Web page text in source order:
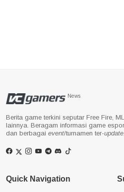
News
Berita game terkini seputar Free Fire,
lainnya. Beragam informasi game
dan berbagai event/turnamen ter-update
Quick Navigation